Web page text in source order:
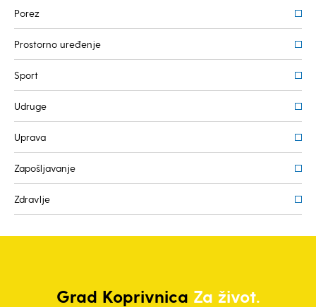
Porez
Prostorno uređenje
Sport
Udruge
Uprava
Zapošljavanje
Zdravlje
Grad Koprivnica Za život.